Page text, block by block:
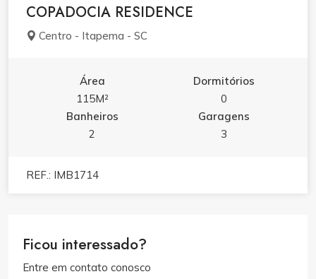
COPADOCIA RESIDENCE
Centro - Itapema - SC
Área
115M²
Dormitórios
0
Banheiros
2
Garagens
3
REF.: IMB1714
Ficou interessado?
Entre em contato conosco